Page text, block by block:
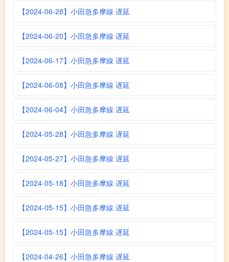
【2024-06-28】小田急多摩線 遅延
【2024-06-20】小田急多摩線 遅延
【2024-06-17】小田急多摩線 遅延
【2024-06-08】小田急多摩線 遅延
【2024-06-04】小田急多摩線 遅延
【2024-05-28】小田急多摩線 遅延
【2024-05-27】小田急多摩線 遅延
【2024-05-18】小田急多摩線 遅延
【2024-05-15】小田急多摩線 遅延
【2024-05-15】小田急多摩線 遅延
【2024-04-26】小田急多摩線 遅延